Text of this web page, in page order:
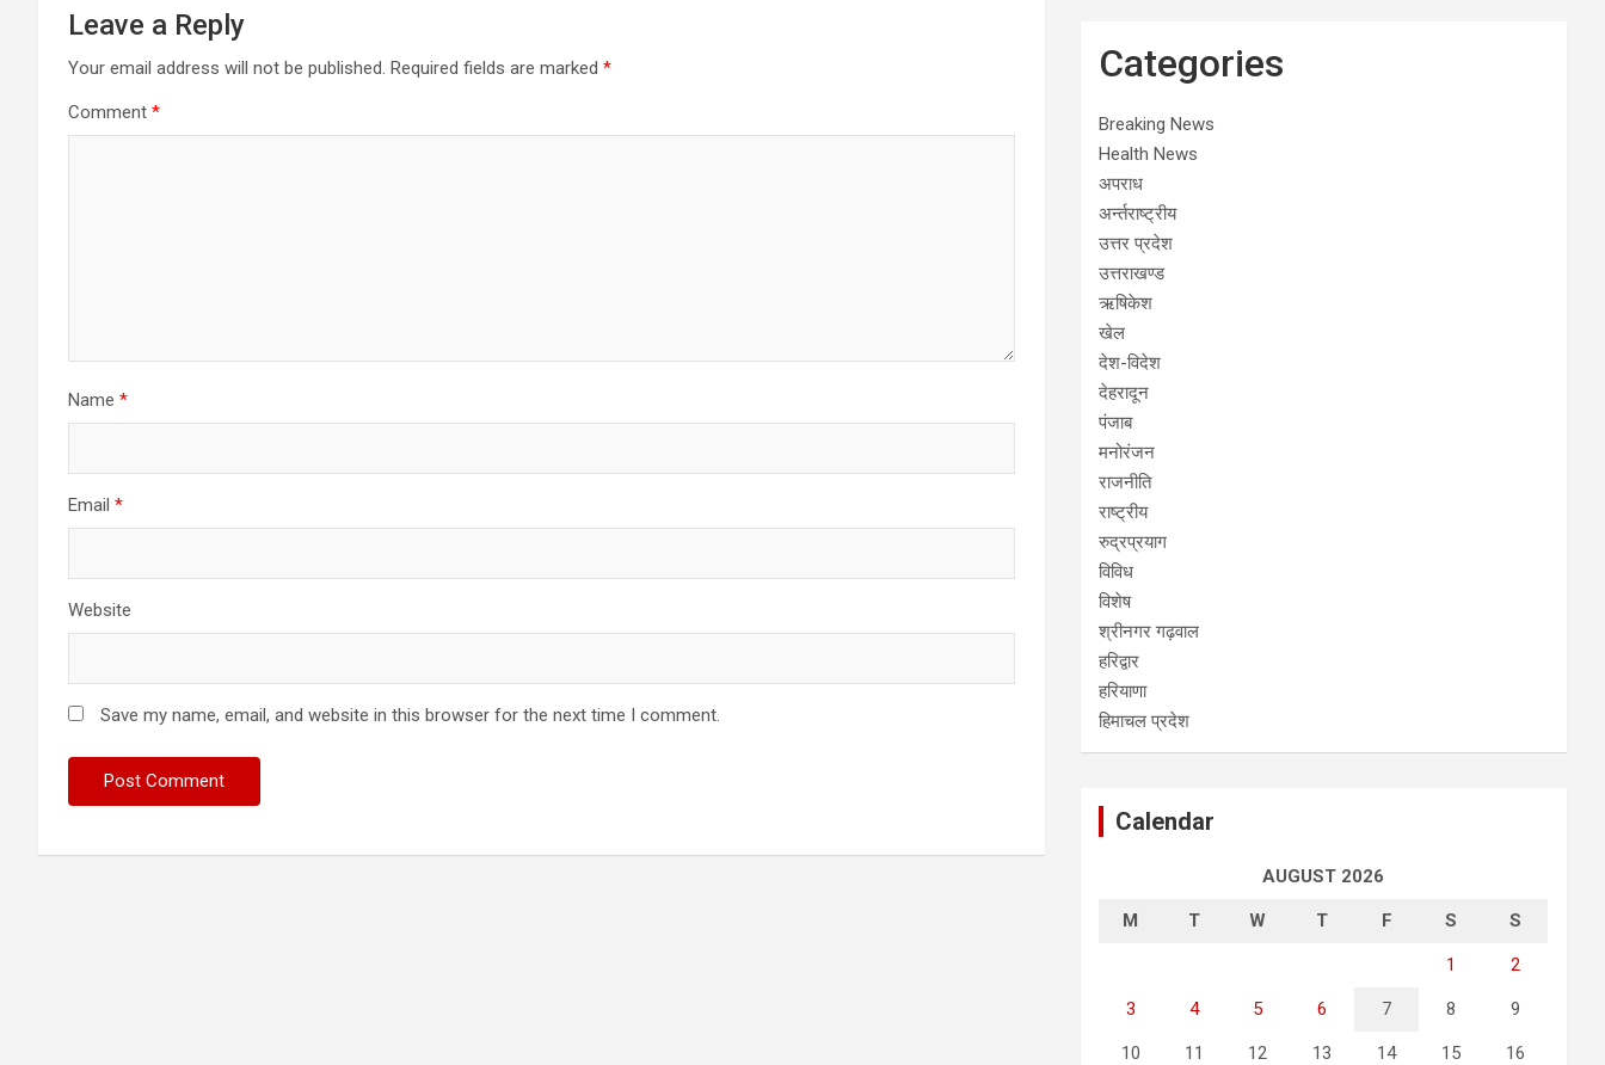
Leave a Reply
Your email address will not be published. Required fields are marked *
Comment *
Name *
Email *
Website
Save my name, email, and website in this browser for the next time I comment.
Categories
Breaking News
Health News
अपराध
अर्न्तराष्ट्रीय
उत्तर प्रदेश
उत्तराखण्ड
ऋषिकेश
खेल
देश-विदेश
देहरादून
पंजाब
मनोरंजन
राजनीति
राष्ट्रीय
रुद्रप्रयाग
विविध
विशेष
श्रीनगर गढ़वाल
हरिद्वार
हरियाणा
हिमाचल प्रदेश
Calendar
AUGUST 2026
M T W T F S S
1 2
3 4 5 6 7 8 9
10 11 12 13 14 15 16